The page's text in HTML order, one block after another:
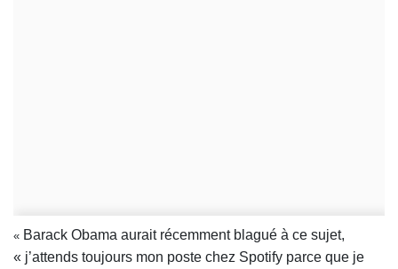
« Barack Obama aurait récemment blagué à ce sujet,
« j’attends toujours mon poste chez Spotify parce que je